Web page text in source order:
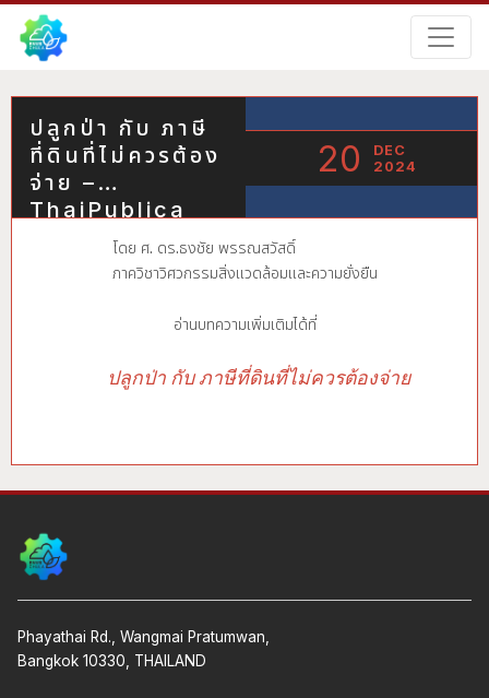
ปลูกป่า กับ ภาษี
ที่ดินที่ไม่ควรต้อง
จ่าย –
ThaiPublica
20
DEC
2024
โดย ศ. ดร.ธงชัย พรรณสวัสดิ์
ภาควิชาวิศวกรรมสิ่งแวดล้อมและความยั่งยืน
อ่านบทความเพิ่มเติมได้ที่
ปลูกป่า กับ ภาษีที่ดินที่ไม่ควรต้องจ่าย
Phayathai Rd., Wangmai Pratumwan,
Bangkok 10330, THAILAND